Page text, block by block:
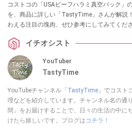
コストコの「USAビーフハラミ真空パック」
を、商品に詳しい「TastyTime」さんが解説
わえる注目の塊肉、ぜひ参考にしてみてくださ
イチオシスト
YouTuber
TastyTime
YouTubeチャンネル「TastyTime 」でコスト
理などを紹介しています。チャンネル名の通
間」をお届けすることで、日々の生活の中に
けたら嬉しいです。ブログは コチラ！